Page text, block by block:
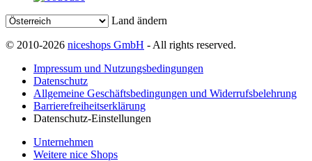
Land ändern
© 2010-2026 niceshops GmbH - All rights reserved.
Impressum und Nutzungsbedingungen
Datenschutz
Allgemeine Geschäftsbedingungen und Widerrufsbelehrung
Barrierefreiheitserklärung
Datenschutz-Einstellungen
Unternehmen
Weitere nice Shops